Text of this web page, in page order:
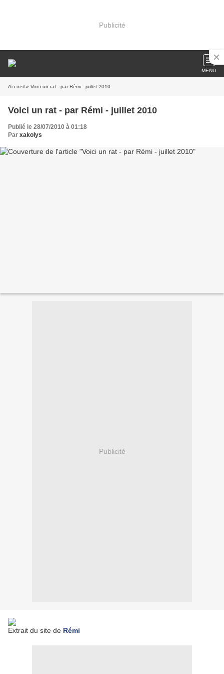
Publicité
MENU
Accueil » Voici un rat - par Rémi - juillet 2010
Voici un rat - par Rémi - juillet 2010
Publié le 28/07/2010 à 01:18
Par xakolys
Publicité
Extrait du site de Rémi